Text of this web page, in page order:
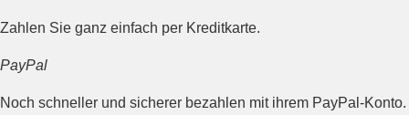
Zahlen Sie ganz einfach per Kreditkarte.
PayPal
Noch schneller und sicherer bezahlen mit ihrem PayPal-Konto.